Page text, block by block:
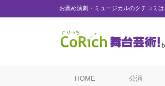
お薦め演劇・ミュージカルのクチコミ
HOME 公演